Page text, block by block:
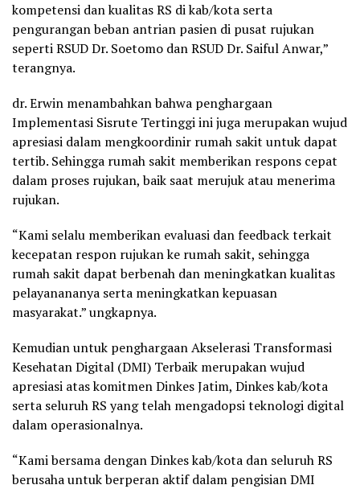
kompetensi dan kualitas RS di kab/kota serta
pengurangan beban antrian pasien di pusat rujukan
seperti RSUD Dr. Soetomo dan RSUD Dr. Saiful Anwar,”
terangnya.
dr. Erwin menambahkan bahwa penghargaan
Implementasi Sisrute Tertinggi ini juga merupakan wujud
apresiasi dalam mengkoordinir rumah sakit untuk dapat
tertib. Sehingga rumah sakit memberikan respons cepat
dalam proses rujukan, baik saat merujuk atau menerima
rujukan.
“Kami selalu memberikan evaluasi dan feedback terkait
kecepatan respon rujukan ke rumah sakit, sehingga
rumah sakit dapat berbenah dan meningkatkan kualitas
pelayanananya serta meningkatkan kepuasan
masyarakat.” ungkapnya.
Kemudian untuk penghargaan Akselerasi Transformasi
Kesehatan Digital (DMI) Terbaik merupakan wujud
apresiasi atas komitmen Dinkes Jatim, Dinkes kab/kota
serta seluruh RS yang telah mengadopsi teknologi digital
dalam operasionalnya.
“Kami bersama dengan Dinkes kab/kota dan seluruh RS
berusaha untuk berperan aktif dalam pengisian DMI